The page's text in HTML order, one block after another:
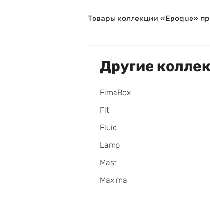
Товары коллекции «Epoque»
Другие
FimaBox
Fit
Fluid
Lamp
Mast
Maxima